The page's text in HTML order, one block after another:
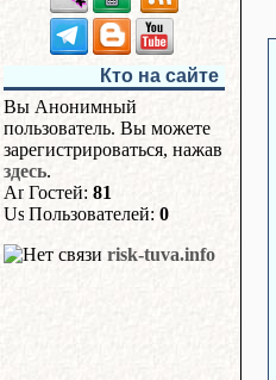
Кто на сайте
Вы Анонимный
пользователь. Вы можете
зарегистрироваться, нажав
здесь.
Гостей: 81
Пользователей: 0
risk-tuva.info